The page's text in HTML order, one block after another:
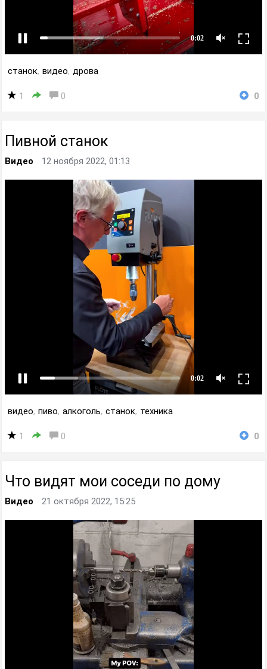
станок, видео, дрова
1 0 0
Пивной станок
Видео 12 ноября 2022, 01:13
видео, пиво, алкоголь, станок, техника
1 0 0
Что видят мои соседи по дому
Видео 21 октября 2022, 15:25